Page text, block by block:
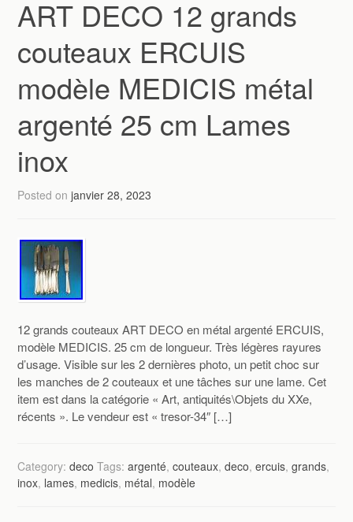
ART DECO 12 grands
couteaux ERCUIS
modèle MEDICIS métal
argenté 25 cm Lames
inox
Posted onjanvier 28, 2023
12 grands couteaux ART DECO en métal argenté ERCUIS,
modèle MEDICIS. 25 cm de longueur. Très légères rayures
d’usage. Visible sur les 2 dernières photo, un petit choc sur
les manches de 2 couteaux et une tâches sur une lame. Cet
item est dans la catégorie « Art, antiquités\Objets du XXe,
récents ». Le vendeur est « tresor-34″ […]
Category:deco Tags:argenté,couteaux,deco,ercuis,grands,
inox, lames, medicis, métal, modèle